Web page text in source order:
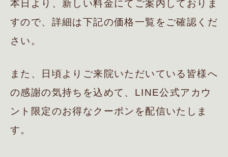
本日より、新しい料金にてご案内しておりま
すので、詳細は下記の価格一覧をご確認くだ
さい。
また、日頃よりご来院いただいている皆様へ
の感謝の気持ちを込めて、LINE公式アカウ
ント限定のお得なクーポンを配信いたしま
す。